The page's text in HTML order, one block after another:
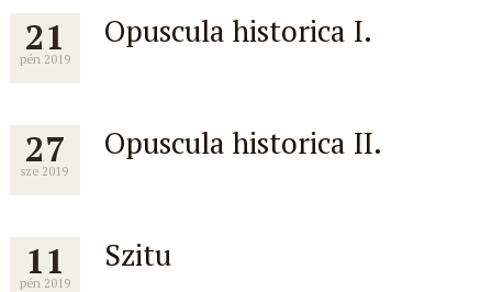
21
pén 2019
Opuscula historica I.
27
sze 2019
Opuscula historica II.
11
pén 2019
Szitu